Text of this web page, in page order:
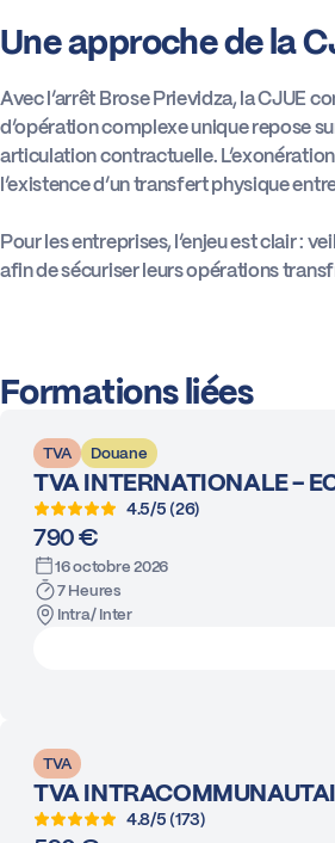
Une approche de la
Avec l’arrêt Brose Prievidza, la CJUE
d’opération complexe unique repose
articulation contractuelle.
l’existence d’un transfert physique
Pour les entreprises, l’enjeu est clair :
afin de sécuriser leurs opérations
Formations liées
TVA Douane
TVA INTERNATIONALE -
4.5/5 (26)
790 €
16 octobre 2026
7 Heures
Intra/ Inter
TVA
TVA
4.8/5 (173)